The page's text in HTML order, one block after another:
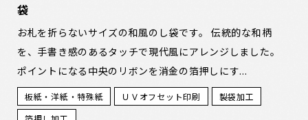
袋
お札を折らないサイズの和風のし袋です。 伝統的な和柄
を、手書き感のあるタッチで現代風にアレンジしました。
ポイントになる中央のリボンを消金の箔押しにす...
板紙・洋紙・特殊紙 ＵＶオフセット印刷
製袋加工